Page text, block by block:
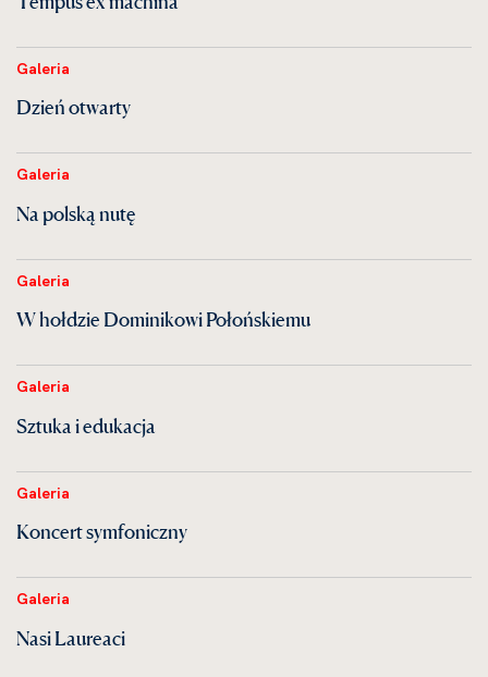
Galeria
Dzień otwarty
Galeria
Na polską nutę
Galeria
W hołdzie Dominikowi Połońskiemu
Galeria
Sztuka i edukacja
Galeria
Koncert symfoniczny
Galeria
Nasi Laureaci